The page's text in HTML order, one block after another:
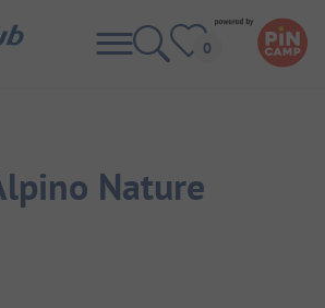
Nature